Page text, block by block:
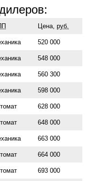
Цена, руб.
520 000
548 000
560 300
598 000
628 000
648 000
663 000
664 000
693 000